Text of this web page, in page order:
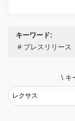
キーワード:
プレスリリース
\ キ